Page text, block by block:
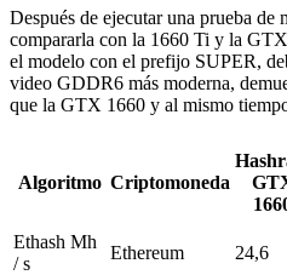
Después de ejecutar una prueba
compararla con la 1660 Ti y la
el modelo con el prefijo SUPER,
video GDDR6 más moderna,
que la GTX 1660 y al mismo
Algoritmo Criptomoneda
Ethash Mh
/ s
Ethereum 24,6